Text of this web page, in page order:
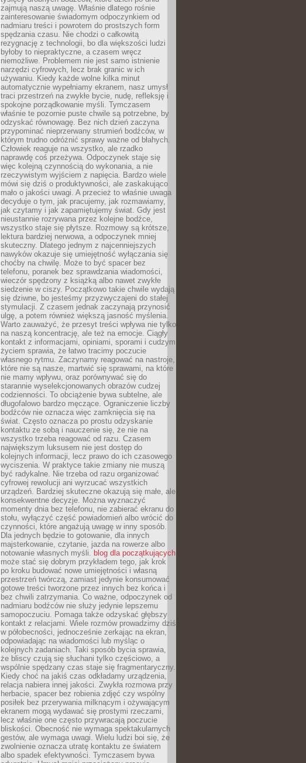
zajmują naszą uwagę. Właśnie dlatego rośnie
zainteresowanie świadomym odpoczynkiem od
nadmiaru treści i powrotem do prostszych form
spędzania czasu. Nie chodzi o całkowitą
rezygnację z technologii, bo dla większości ludzi
byłoby to niepraktyczne, a czasem wręcz
niemożliwe. Problemem nie jest samo istnienie
narzędzi cyfrowych, lecz brak granic w ich
używaniu. Kiedy każde wolne kilka minut
automatycznie wypełniamy ekranem, nasz umysł
traci przestrzeń na zwykłe bycie, nudę, refleksję i
spokojne porządkowanie myśli. Tymczasem
właśnie te pozornie puste chwile są potrzebne, by
odzyskać równowagę. Bez nich dzień zaczyna
przypominać nieprzerwany strumień bodźców, w
którym trudno odróżnić sprawy ważne od błahych.
Człowiek reaguje na wszystko, ale rzadko
naprawdę coś przeżywa. Odpoczynek staje się
więc kolejną czynnością do wykonania, a nie
rzeczywistym wyjściem z napięcia. Bardzo wiele
mówi się dziś o produktywności, ale zaskakująco
mało o jakości uwagi. A przecież to właśnie uwaga
decyduje o tym, jak pracujemy, jak rozmawiamy,
jak czytamy i jak zapamiętujemy świat. Gdy jest
nieustannie rozrywana przez kolejne bodźce,
wszystko staje się płytsze. Rozmowy są krótsze,
lektura bardziej nerwowa, a odpoczynek mniej
skuteczny. Dlatego jednym z najcenniejszych
nawyków okazuje się umiejętność wyłączania się
choćby na chwilę. Może to być spacer bez
telefonu, poranek bez sprawdzania wiadomości,
wieczór spędzony z książką albo nawet zwykłe
siedzenie w ciszy. Początkowo takie chwile wydają
się dziwne, bo jesteśmy przyzwyczajeni do stałej
stymulacji. Z czasem jednak zaczynają przynosić
ulgę, a potem również większą jasność myślenia.
Warto zauważyć, że przesyt treści wpływa nie tylko
na naszą koncentrację, ale też na emocje. Ciągły
kontakt z informacjami, opiniami, sporami i cudzym
życiem sprawia, że łatwo tracimy poczucie
własnego rytmu. Zaczynamy reagować na nastroje,
które nie są nasze, martwić się sprawami, na które
nie mamy wpływu, oraz porównywać się do
starannie wyselekcjonowanych obrazów cudzej
codzienności. To obciążenie bywa subtelne, ale
długofalowo bardzo męczące. Ograniczenie liczby
bodźców nie oznacza więc zamknięcia się na
świat. Często oznacza po prostu odzyskanie
kontaktu ze sobą i nauczenie się, że nie na
wszystko trzeba reagować od razu. Czasem
największym luksusem nie jest dostęp do
kolejnych informacji, lecz prawo do ich czasowego
wyciszenia. W praktyce takie zmiany nie muszą
być radykalne. Nie trzeba od razu organizować
cyfrowej rewolucji ani wyrzucać wszystkich
urządzeń. Bardziej skuteczne okazują się małe, ale
konsekwentne decyzje. Można wyznaczyć
momenty dnia bez telefonu, nie zabierać ekranu do
stołu, wyłączyć część powiadomień albo wrócić do
czynności, które angażują uwagę w inny sposób.
Dla jednych będzie to gotowanie, dla innych
majsterkowanie, czytanie, jazda na rowerze albo
notowanie własnych myśli. blog dla początkujących
może stać się dobrym przykładem tego, jak krok
po kroku budować nowe umiejętności i własną
przestrzeń twórczą, zamiast jedynie konsumować
gotowe treści tworzone przez innych bez końca i
bez chwili zatrzymania. Co ważne, odpoczynek od
nadmiaru bodźców nie służy jedynie lepszemu
samopoczuciu. Pomaga także odzyskać głębszy
kontakt z relacjami. Wiele rozmów prowadzimy dziś
w półobecności, jednocześnie zerkając na ekran,
odpowiadając na wiadomości lub myśląc o
kolejnych zadaniach. Taki sposób bycia sprawia,
że bliscy czują się słuchani tylko częściowo, a
wspólnie spędzany czas staje się fragmentaryczny.
Kiedy choć na jakiś czas odkładamy urządzenia,
relacja nabiera innej jakości. Zwykła rozmowa przy
herbacie, spacer bez robienia zdjęć czy wspólny
posiłek bez przerywania milknącym i ożywającym
ekranem mogą wydawać się prostymi rzeczami,
lecz właśnie one często przywracają poczucie
bliskości. Obecność nie wymaga spektakularnych
gestów, ale wymaga uwagi. Wielu ludzi boi się, że
zwolnienie oznacza utratę kontaktu ze światem
albo spadek efektywności. Tymczasem bywa